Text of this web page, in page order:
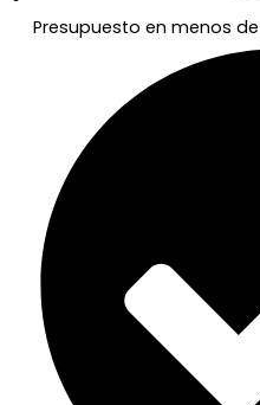
Presupuesto en menos